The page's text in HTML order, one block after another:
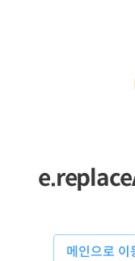
메인으로 이